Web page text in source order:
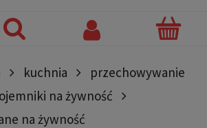
kuchnia
przechowywanie
na żywność
na żywność